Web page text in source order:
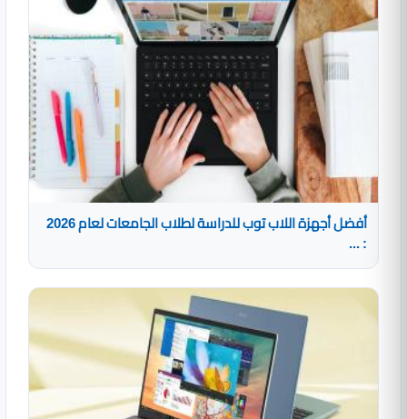
أفضل أجهزة اللاب توب للدراسة لطلاب الجامعات لعام 2026
: ...